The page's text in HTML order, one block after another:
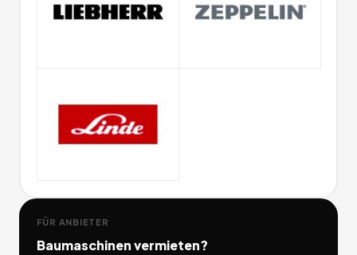
FÜR ANBIETER
Baumaschinenvermieten?